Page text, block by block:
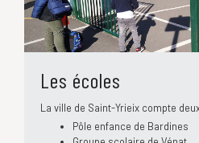
Les écoles
La ville de Saint-Yrieix compte
Pôle enfance de Bardines